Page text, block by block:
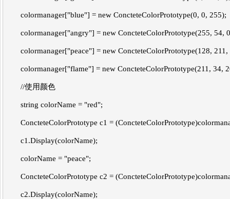
colormanager["blue"] = new ConcteteColorPrototype(0, 0, 255);
colormanager["angry"] = new ConcteteColorPrototype(255, 54,
colormanager["peace"] = new ConcteteColorPrototype(128, 211,
colormanager["flame"] = new ConcteteColorPrototype(211, 34,
//使用颜色
string colorName = "red";
ConcteteColorPrototype c1 =
c1.Display(colorName);
colorName = "peace";
ConcteteColorPrototype c2 =
c2.Display(colorName);